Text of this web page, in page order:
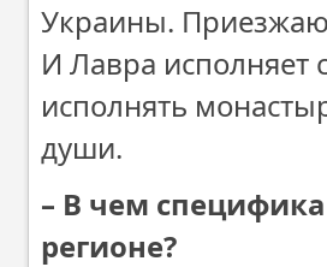
Украины.
И Лавра
исполнять
души.
– В чем
регионе?